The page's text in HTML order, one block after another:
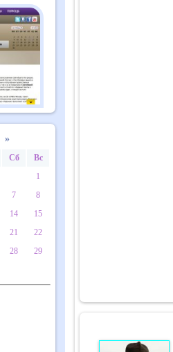
»
Сб
Вс
1
7
8
14
15
21
22
28
29